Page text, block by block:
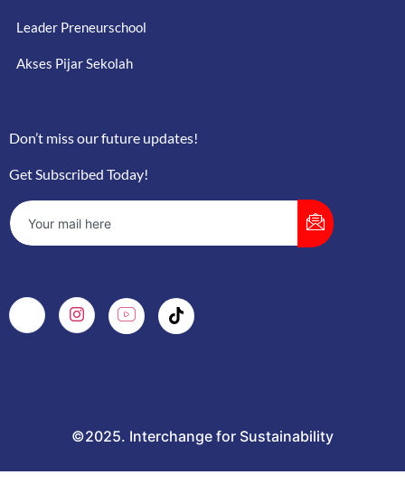
Leader Preneurschool
Akses Pijar Sekolah
Don’t miss our future updates!
Get Subscribed Today!
©2025. Interchange for Sustainability